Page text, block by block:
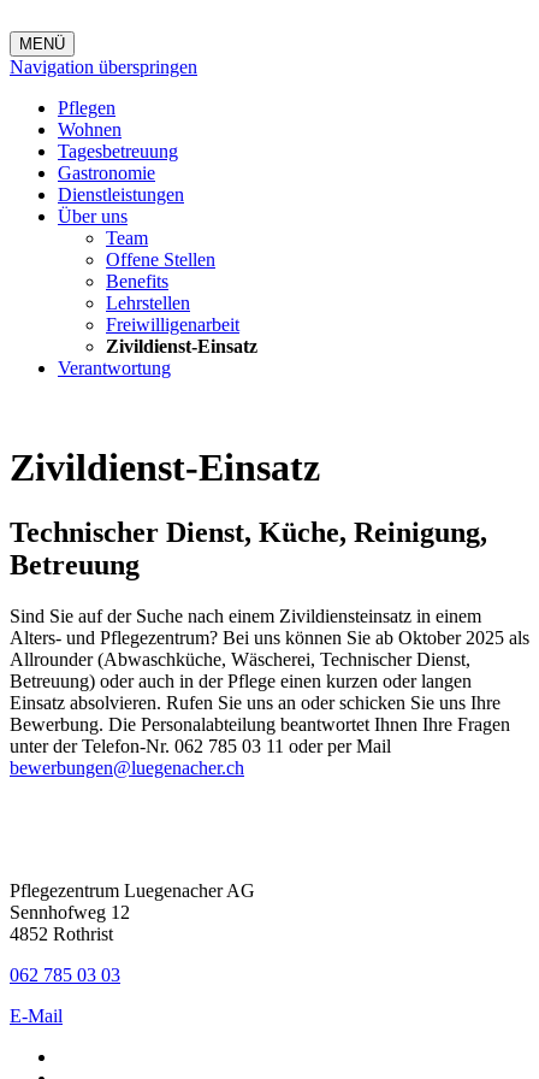
MENÜ
Navigation überspringen
Pflegen
Wohnen
Tagesbetreuung
Gastronomie
Dienstleistungen
Über uns
Team
Offene Stellen
Benefits
Lehrstellen
Freiwilligenarbeit
Zivildienst-Einsatz
Verantwortung
Zivildienst-Einsatz
Technischer Dienst, Küche, Reinigung,
Betreuung
Sind Sie auf der Suche nach einem Zivildiensteinsatz in einem
Alters- und Pflegezentrum? Bei uns können Sie ab Oktober 2025 als
Allrounder (Abwaschküche, Wäscherei, Technischer Dienst,
Betreuung) oder auch in der Pflege einen kurzen oder langen
Einsatz absolvieren. Rufen Sie uns an oder schicken Sie uns Ihre
Bewerbung. Die Personalabteilung beantwortet Ihnen Ihre Fragen
unter der Telefon-Nr. 062 785 03 11 oder per Mail
bewerbungen@luegenacher.ch
Pflegezentrum Luegenacher AG
Sennhofweg 12
4852 Rothrist
062 785 03 03
E-Mail